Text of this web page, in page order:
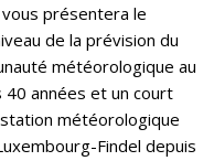
présentera le
de la prévision du
météorologique au
années et un court
météorologique
Findel depuis